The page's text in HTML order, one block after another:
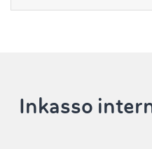
Inkasso